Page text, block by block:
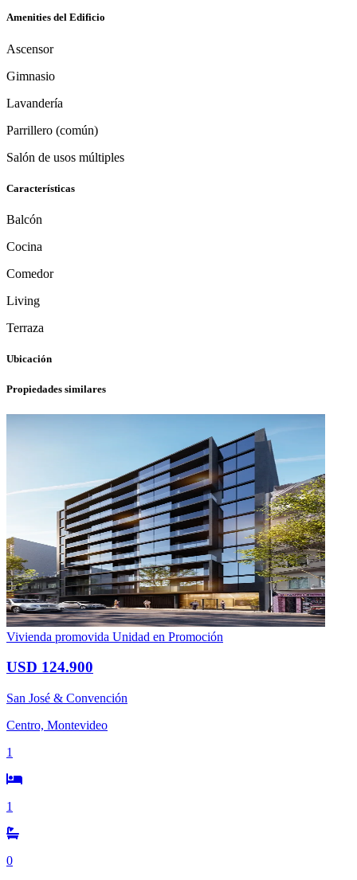
Amenities del Edificio
Ascensor
Gimnasio
Lavandería
Parrillero (común)
Salón de usos múltiples
Características
Balcón
Cocina
Comedor
Living
Terraza
Ubicación
Propiedades similares
Vivienda promovida Unidad en Promoción
USD 124.900
San José & Convención
Centro, Montevideo
1
1
0